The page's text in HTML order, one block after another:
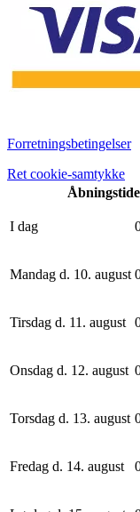
Forretningsbetingelser
Ret cookie-samtykke
I dag
Mandag d. 10. august
Tirsdag d. 11. august
Onsdag d. 12. august
Torsdag d. 13. august
Fredag d. 14. august